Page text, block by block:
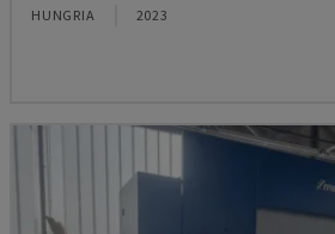
HUNGRIA 2023